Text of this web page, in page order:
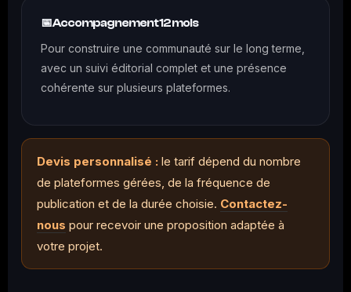
📅 Accompagnement 12 mois
Pour construire une communauté sur le long terme,
avec un suivi éditorial complet et une présence
cohérente sur plusieurs plateformes.
Devis personnalisé : le tarif dépend du nombre
de plateformes gérées, de la fréquence de
publication et de la durée choisie. Contactez-
nous pour recevoir une proposition adaptée à
votre projet.